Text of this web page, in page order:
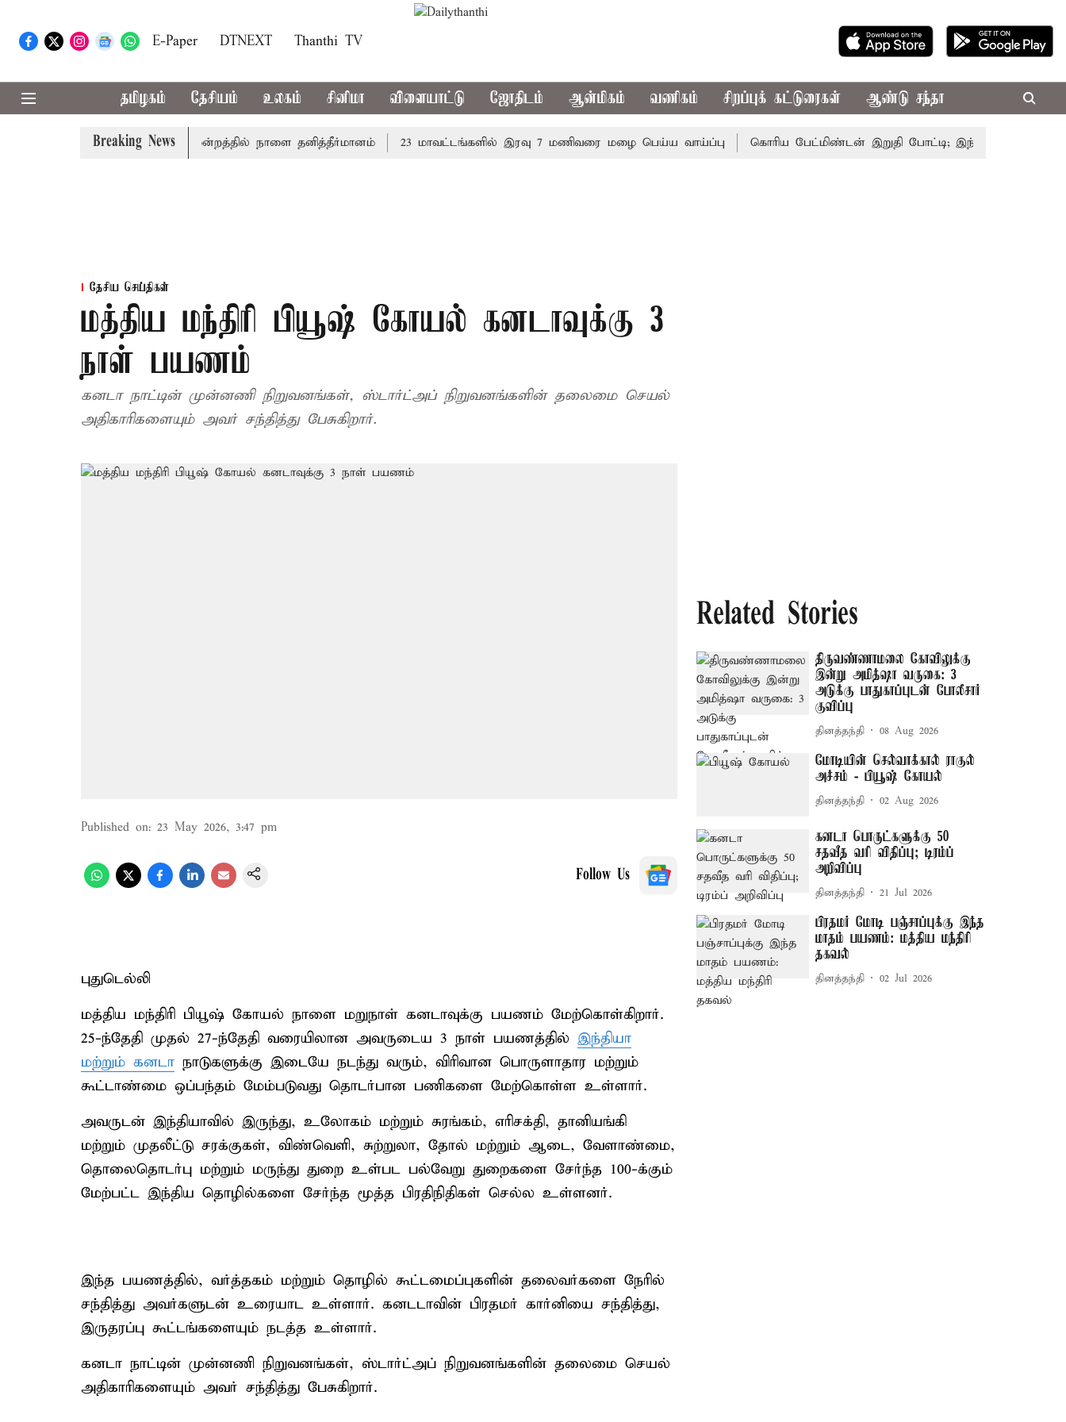
E-Paper DTNEXT Thanthi TV
தமிழகம் தேசியம் உலகம் சினிமா விளையாட்டு ஜோதிடம் ஆன்மிகம் வணிகம் சிறப்புக் கட்டுரைகள் ஆண்டு சந்தா
Breaking News
தமிழ்த்தாய் வாழ்த்து: சட்டமன்றத்தில் நாளை தனித்தீர்மானம் 23 மாவட்டங்களில் இரவு 7 மணிவரை மழை பெய்ய வாய்ப்பு கொரிய பேட்மிண்டன் இறுதி போட்டி; இந்திய வீராங்கனை
தேசிய செய்திகள்
மத்திய மந்திரி பியூஷ் கோயல் கனடாவுக்கு 3
நாள் பயணம்
கனடா நாட்டின் முன்னணி நிறுவனங்கள், ஸ்டார்ட்அப் நிறுவனங்களின் தலைமை செயல்
அதிகாரிகளையும் அவர் சந்தித்து பேசுகிறார்.
Published on: 23 May 2026, 3:47 pm
Follow Us
புதுடெல்லி
மத்திய மந்திரி பியூஷ் கோயல் நாளை மறுநாள் கனடாவுக்கு பயணம் மேற்கொள்கிறார்.
25-ந்தேதி முதல் 27-ந்தேதி வரையிலான அவருடைய 3 நாள் பயணத்தில் இந்தியா
மற்றும் கனடா நாடுகளுக்கு இடையே நடந்து வரும், விரிவான பொருளாதார மற்றும்
கூட்டாண்மை ஒப்பந்தம் மேம்படுவது தொடர்பான பணிகளை மேற்கொள்ள உள்ளார்.
அவருடன் இந்தியாவில் இருந்து, உலோகம் மற்றும் சுரங்கம், எரிசக்தி, தானியங்கி
மற்றும் முதலீட்டு சரக்குகள், விண்வெளி, சுற்றுலா, தோல் மற்றும் ஆடை, வேளாண்மை,
தொலைதொடர்பு மற்றும் மருந்து துறை உள்பட பல்வேறு துறைகளை சேர்ந்த 100-க்கும்
மேற்பட்ட இந்திய தொழில்களை சேர்ந்த மூத்த பிரதிநிதிகள் செல்ல உள்ளனர்.
இந்த பயணத்தில், வர்த்தகம் மற்றும் தொழில் கூட்டமைப்புகளின் தலைவர்களை நேரில்
சந்தித்து அவர்களுடன் உரையாட உள்ளார். கனடடாவின் பிரதமர் கார்னியை சந்தித்து,
இருதரப்பு கூட்டங்களையும் நடத்த உள்ளார்.
கனடா நாட்டின் முன்னணி நிறுவனங்கள், ஸ்டார்ட்அப் நிறுவனங்களின் தலைமை செயல்
அதிகாரிகளையும் அவர் சந்தித்து பேசுகிறார்.
Related Stories
திருவண்ணாமலை கோவிலுக்கு
இன்று அமித்ஷா வருகை: 3
அடுக்கு பாதுகாப்புடன் போலீசார்
குவிப்பு
தினத்தந்தி 08 Aug 2026
மோடியின் செல்வாக்கால் ராகுல்
அச்சம் - பியூஷ் கோயல்
தினத்தந்தி 02 Aug 2026
கனடா பொருட்களுக்கு 50
சதவீத வரி விதிப்பு; டிரம்ப்
அறிவிப்பு
தினத்தந்தி 21 Jul 2026
பிரதமர் மோடி பஞ்சாப்புக்கு இந்த
மாதம் பயணம்: மத்திய மந்திரி
தகவல்
தினத்தந்தி 02 Jul 2026